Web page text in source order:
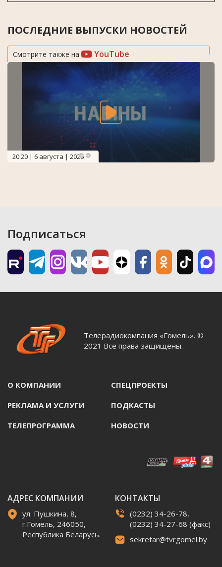
ПОСЛЕДНИЕ ВЫПУСКИ НОВОСТЕЙ
Смотрите также на YouTube
20:20 | 6 августа | 2026
Подписаться
Телерадиокомпания «Гомель». ©
2021 Все права защищены.
О КОМПАНИИ СПЕЦПРОЕКТЫ
РЕКЛАМА И УСЛУГИ ПОДКАСТЫ
ТЕЛЕПРОГРАММА НОВОСТИ
АДРЕС КОМПАНИИ
ул. Пушкина, 8,
г.Гомель, 246050,
Республика Беларусь.
КОНТАКТЫ
(0232) 34-26-78,
(0232) 34-27-68 (факс)
sekretar@tvrgomel.by